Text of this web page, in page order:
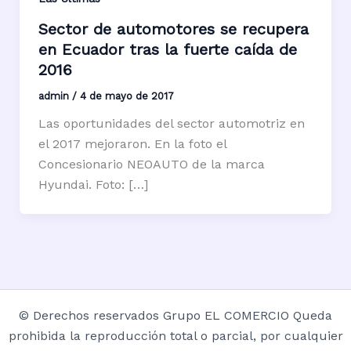
Sector de automotores se recupera
en Ecuador tras la fuerte caída de
2016
admin / 4 de mayo de 2017
Las oportunidades del sector automotriz en
el 2017 mejoraron. En la foto el
Concesionario NEOAUTO de la marca
Hyundai. Foto: […]
© Derechos reservados Grupo EL COMERCIO Queda
prohibida la reproducción total o parcial, por cualquier